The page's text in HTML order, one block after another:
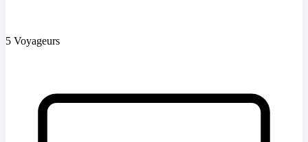
5 Voyageurs